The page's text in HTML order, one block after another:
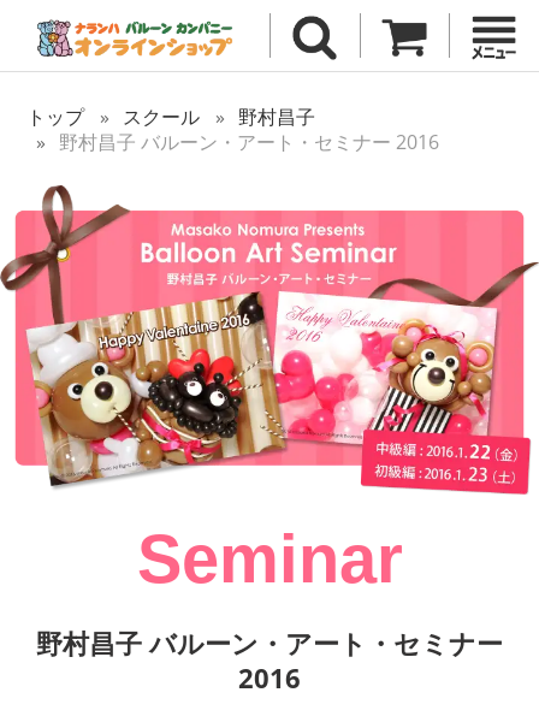
トップ スクール
野村昌子
野村昌子 バルーン・アート・セミナー 2016
Seminar
野村昌子 バルーン・アート・セミナー
2016